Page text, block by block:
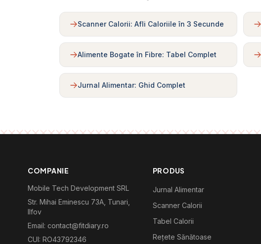
Scanner Calorii: Afli Caloriile în 3 Secunde
Alimente Bogate în Fibre: Tabel Complet
Jurnal Alimentar: Ghid Complet
COMPANIE
Mobile Tech Development SRL
Str. Mihai Eminescu 73A, Tunari,
Ilfov
Email: contact@fitdiary.ro
CUI: RO43792346
PRODUS
Jurnal Alimentar
Scanner Calorii
Tabel Calorii
Rețete Sănătoase